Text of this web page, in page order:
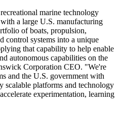
marine technology
a large U.S. manufacturing
of boats, propulsion,
control systems into a unique
that capability to help enable
autonomous capabilities on the
Corporation CEO. "We're
and the U.S. government with
scalable platforms and technology
experimentation, learning